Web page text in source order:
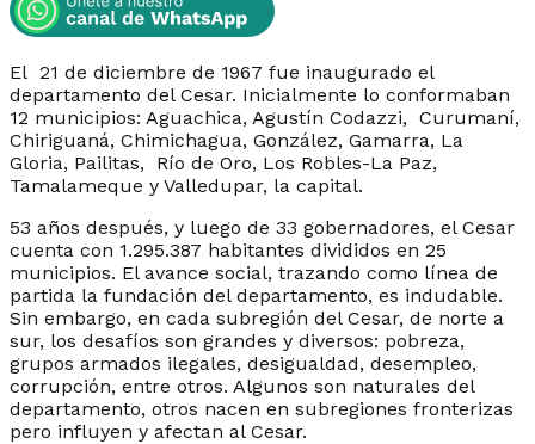
El 21 de diciembre de 1967 fue inaugurado el
departamento del Cesar. Inicialmente lo conformaban
12 municipios: Aguachica, Agustín Codazzi, Curumaní,
Chiriguaná, Chimichagua, González, Gamarra, La
Gloria, Pailitas, Río de Oro, Los Robles-La Paz,
Tamalameque y Valledupar, la capital.
53 años después, y luego de 33 gobernadores, el Cesar
cuenta con 1.295.387 habitantes divididos en 25
municipios. El avance social, trazando como línea de
partida la fundación del departamento, es indudable.
Sin embargo, en cada subregión del Cesar, de norte a
sur, los desafíos son grandes y diversos: pobreza,
grupos armados ilegales, desigualdad, desempleo,
corrupción, entre otros. Algunos son naturales del
departamento, otros nacen en subregiones fronterizas
pero influyen y afectan al Cesar.